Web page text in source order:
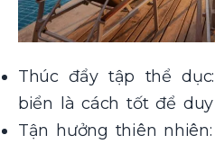
Thúc đẩy tập thể
biển là cách tốt để
Tận hưởng thiên